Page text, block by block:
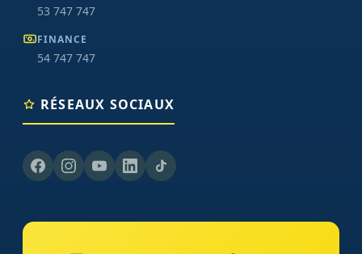
53 747 747
FINANCE
54 747 747
RÉSEAUX SOCIAUX